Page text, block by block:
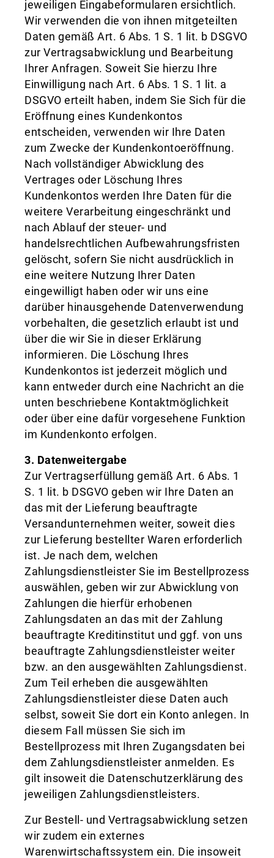
jeweiligen Eingabeformularen ersichtlich.
Wir verwenden die von ihnen mitgeteilten
Daten gemäß Art. 6 Abs. 1 S. 1 lit. b DSGVO
zur Vertragsabwicklung und Bearbeitung
Ihrer Anfragen. Soweit Sie hierzu Ihre
Einwilligung nach Art. 6 Abs. 1 S. 1 lit. a
DSGVO erteilt haben, indem Sie Sich für die
Eröffnung eines Kundenkontos
entscheiden, verwenden wir Ihre Daten
zum Zwecke der Kundenkontoeröffnung.
Nach vollständiger Abwicklung des
Vertrages oder Löschung Ihres
Kundenkontos werden Ihre Daten für die
weitere Verarbeitung eingeschränkt und
nach Ablauf der steuer- und
handelsrechtlichen Aufbewahrungsfristen
gelöscht, sofern Sie nicht ausdrücklich in
eine weitere Nutzung Ihrer Daten
eingewilligt haben oder wir uns eine
darüber hinausgehende Datenverwendung
vorbehalten, die gesetzlich erlaubt ist und
über die wir Sie in dieser Erklärung
informieren. Die Löschung Ihres
Kundenkontos ist jederzeit möglich und
kann entweder durch eine Nachricht an die
unten beschriebene Kontaktmöglichkeit
oder über eine dafür vorgesehene Funktion
im Kundenkonto erfolgen.
3. Datenweitergabe
Zur Vertragserfüllung gemäß Art. 6 Abs. 1
S. 1 lit. b DSGVO geben wir Ihre Daten an
das mit der Lieferung beauftragte
Versandunternehmen weiter, soweit dies
zur Lieferung bestellter Waren erforderlich
ist. Je nach dem, welchen
Zahlungsdienstleister Sie im Bestellprozess
auswählen, geben wir zur Abwicklung von
Zahlungen die hierfür erhobenen
Zahlungsdaten an das mit der Zahlung
beauftragte Kreditinstitut und ggf. von uns
beauftragte Zahlungsdienstleister weiter
bzw. an den ausgewählten Zahlungsdienst.
Zum Teil erheben die ausgewählten
Zahlungsdienstleister diese Daten auch
selbst, soweit Sie dort ein Konto anlegen. In
diesem Fall müssen Sie sich im
Bestellprozess mit Ihren Zugangsdaten bei
dem Zahlungsdienstleister anmelden. Es
gilt insoweit die Datenschutzerklärung des
jeweiligen Zahlungsdienstleisters.
Zur Bestell- und Vertragsabwicklung setzen
wir zudem ein externes
Warenwirtschaftssystem ein. Die insoweit